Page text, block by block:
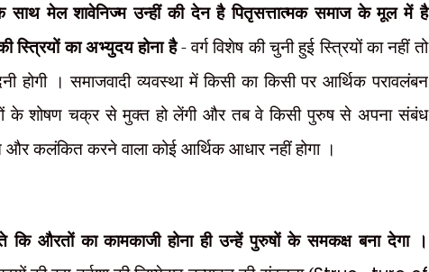
साथ मेल शावेनिज्म उन्हीं की देन है पितृसत्तात्मक समाज के मूल में है
स्त्रियों का अभ्युदय होना है- वर्ग विशेष की चुनी हुई स्त्रियों का नहीं तो
होगी । समाजवादी व्यवस्था में किसी का किसी पर आर्थिक परावलंबन
के शोषण चक्र से मुक्त हो लेंगी और तब वे किसी पुरुष से अपना संबंध
और कलंकित करने वाला कोई आर्थिक आधार नहीं होगा ।
कि औरतों का कामकाजी होना ही उन्हें पुरुषों के समकक्ष बना देगा ।